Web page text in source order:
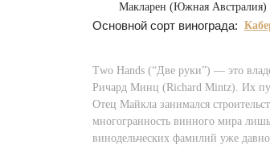
Макларен (Южная Австралия)
Основной сорт винограда:
Тwo Hands (“Две руки”) — это
Ричард Минц (Richard Mintz). Их
Отец Майкла занимался
многогранность винного мира
винодельческих фамилий уже